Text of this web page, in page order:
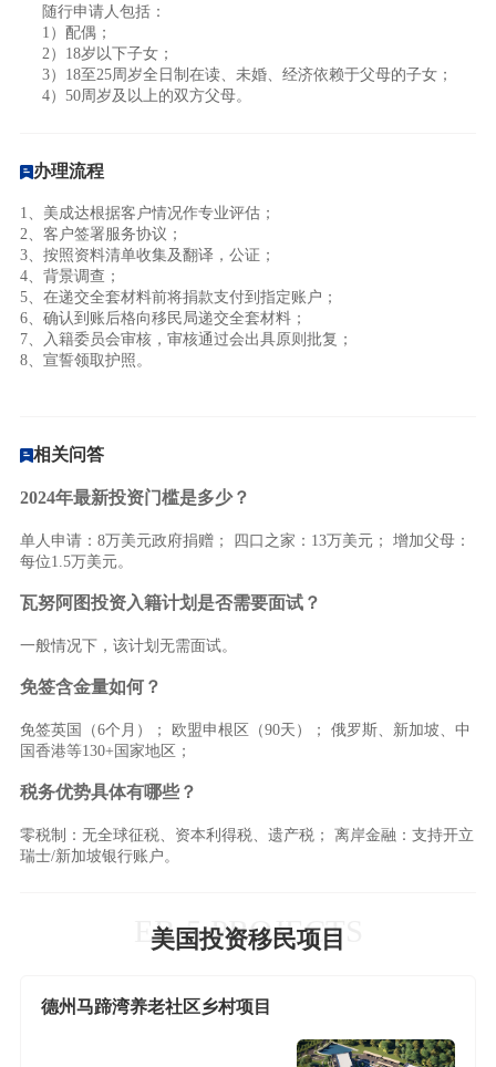
随行申请人包括：
1）配偶；
2）18岁以下子女；
3）18至25周岁全日制在读、未婚、经济依赖于父母的子女；
4）50周岁及以上的双方父母。
办理流程
1、美成达根据客户情况作专业评估；
2、客户签署服务协议；
3、按照资料清单收集及翻译，公证；
4、背景调查；
5、在递交全套材料前将捐款支付到指定账户；
6、确认到账后格向移民局递交全套材料；
7、入籍委员会审核，审核通过会出具原则批复；
8、宣誓领取护照。
相关问答
2024年最新投资门槛是多少？
单人申请：8万美元政府捐赠； 四口之家：13万美元； 增加父母：
每位1.5万美元。
瓦努阿图投资入籍计划是否需要面试？
一般情况下，该计划无需面试。
免签含金量如何？
免签英国（6个月）； 欧盟申根区（90天）； 俄罗斯、新加坡、中
国香港等130+国家地区；
税务优势具体有哪些？
零税制：无全球征税、资本利得税、遗产税； 离岸金融：支持开立
瑞士/新加坡银行账户。
EB-5 PROJECTS
美国投资移民项目
德州马蹄湾养老社区乡村项目